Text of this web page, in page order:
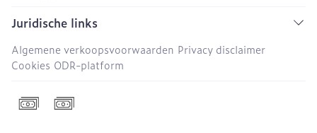
Juridische links
Algemene verkoopsvoorwaarden Privacy disclaimer
Cookies ODR-platform